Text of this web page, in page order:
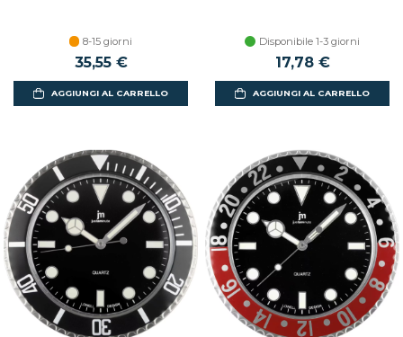
8-15 giorni
35,55 €
AGGIUNGI AL CARRELLO
Disponibile 1-3 giorni
17,78 €
AGGIUNGI AL CARRELLO